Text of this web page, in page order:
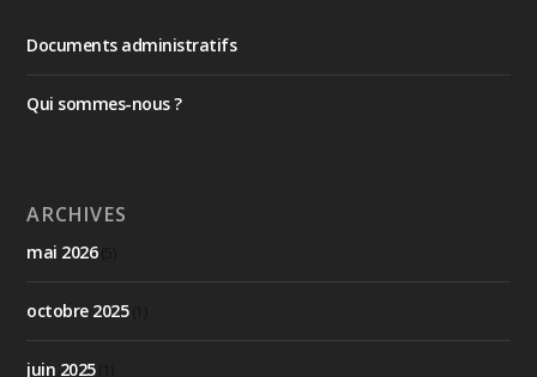
Documents administratifs
Qui sommes-nous ?
ARCHIVES
mai 2026(5)
octobre 2025(1)
juin 2025(1)